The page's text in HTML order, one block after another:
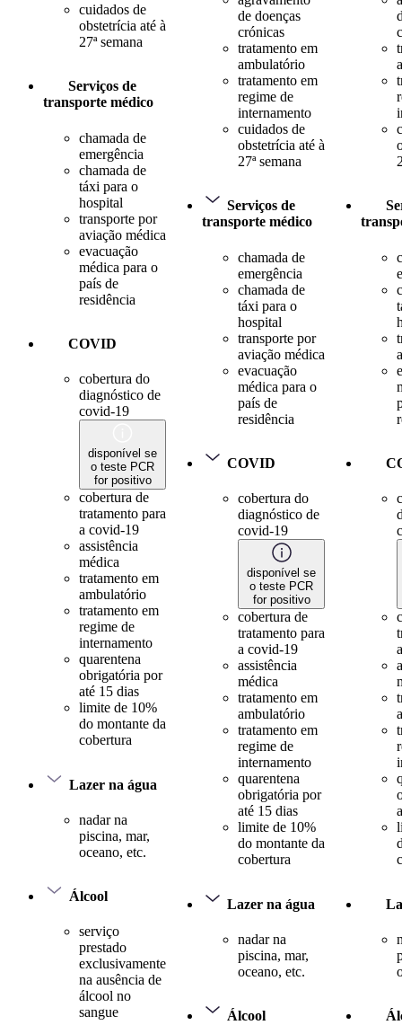
cuidados de
obstetrícia até à
27ª semana
Serviços de
transporte médico
chamada de
emergência
chamada de
táxi para o
hospital
transporte por
aviação médica
evacuação
médica para o
país de
residência
COVID
cobertura do
diagnóstico de
covid-19
disponível se
o teste PCR
for positivo
cobertura de
tratamento para
a covid-19
assistência
médica
tratamento em
ambulatório
tratamento em
regime de
internamento
quarentena
obrigatória por
até 15 dias
limite de 10%
do montante da
cobertura
Lazer na água
nadar na
piscina, mar,
oceano, etc.
Álcool
serviço
prestado
exclusivamente
na ausência de
álcool no
sangue
de doenças
crónicas
tratamento em
ambulatório
tratamento em
regime de
internamento
cuidados de
obstetrícia até à
27ª semana
Serviços de
transporte médico
chamada de
emergência
chamada de
táxi para o
hospital
transporte por
aviação médica
evacuação
médica para o
país de
residência
COVID
cobertura do
diagnóstico de
covid-19
disponível se
o teste PCR
for positivo
cobertura de
tratamento para
a covid-19
assistência
médica
tratamento em
ambulatório
tratamento em
regime de
internamento
quarentena
obrigatória por
até 15 dias
limite de 10%
do montante da
cobertura
Lazer na água
nadar na
piscina, mar,
oceano, etc.
Álcool